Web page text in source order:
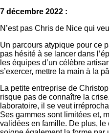
7 décembre 2022 :
N’est pas Chris de Nice qui
Un parcours atypique pour ce
pas hésité à se lancer dans
les équipes d’un célèbre
s’exercer, mettre la main à la
La petite entreprise de
risque pas de connaître la
laboratoire, il se veut
Ses gammes sont limitées et,
validées en famille. De plus,